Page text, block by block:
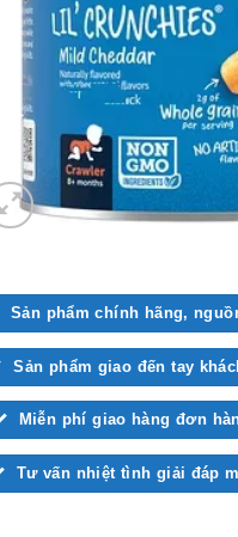
Sản phẩm chính hãng,
Sản phẩm giao đến tay
Miễn phí giao hàng đơn
Tư vấn nhiệt tình giải đáp